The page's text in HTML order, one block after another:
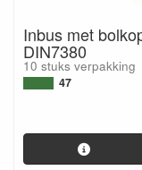
Inbus met
DIN7380
10 stuks verpakking
47